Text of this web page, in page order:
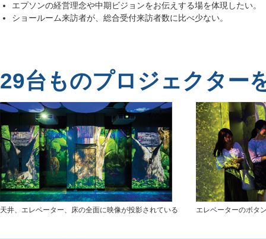
エプソンの経営理念や中期ビジョンをお伝えする場を体現したい。
ショールーム来訪者が、総合受付来訪者数に比べ少ない。
29台ものプロジェクター
天井、エレベーター、床の全面に映像が投影されている エレベーターのボタ